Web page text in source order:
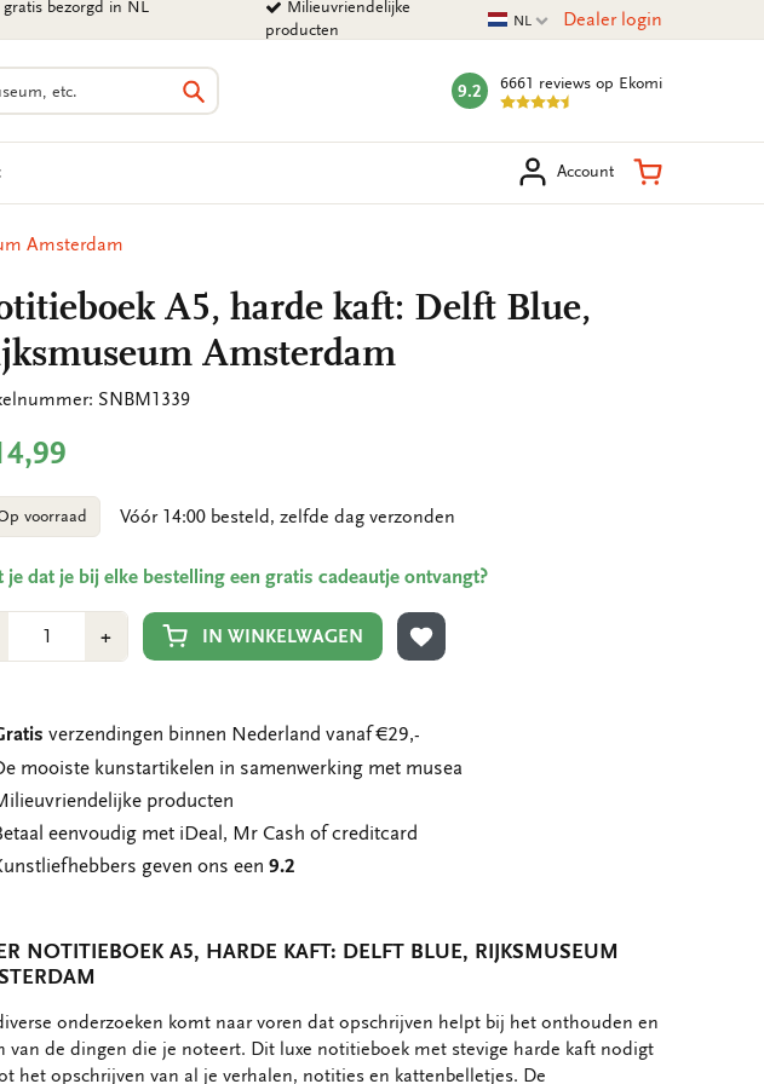
gratis bezorgd in NL
Milieuvriendelijke
producten
Huidige taal
NL Dealer login
Zoeken
mark:
9.2 6661 reviews op Ekomi
Account Winkelmand
Amsterdam
A5, harde kaft: Delft Blue,
Amsterdam
SNBM1339
voorraad Vóór 14:00 besteld, zelfde dag verzonden
je dat je bij elke bestelling een gratis cadeautje ontvangt?
+Plus
1
IN WINKELWAGEN
TOEVOEGEN AAN VERLANGLIJST
verzendingen binnen Nederland vanaf €29,-
mooiste kunstartikelen in samenwerking met musea
producten
eenvoudig met iDeal, Mr Cash of creditcard
geven ons een9.2
NOTITIEBOEK A5, HARDE KAFT: DELFT BLUE, RIJKSMUSEUM
onderzoeken komt naar voren dat opschrijven helpt bij het onthouden en
van de dingen die je noteert. Dit luxe notitieboek met stevige harde kaft nodigt
het opschrijven van al je verhalen, notities en kattenbelletjes. De